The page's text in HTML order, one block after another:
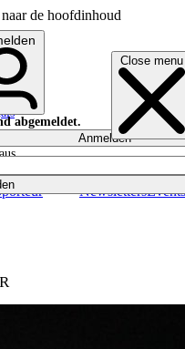
de hoofdinhoud
Close menu
NewslettersEvents
abgemeldet.
Anmelden